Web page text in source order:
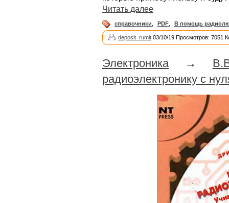
Читать далее
справочники PDF В помощь
deposit_rumit 03/10/19 Просмотров: 7051
Электроника →
радиоэлектронику с